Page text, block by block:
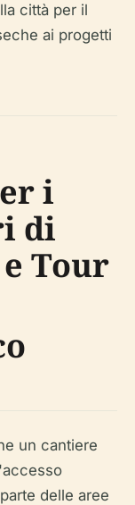
città per il
ai progetti
i
di
Tour
un cantiere
delle aree